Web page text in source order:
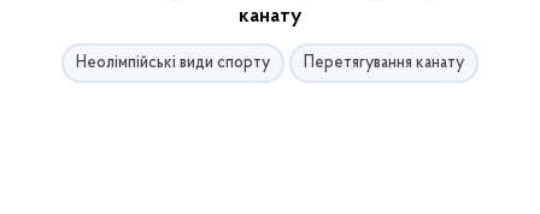
канату
Неолімпійські види спорту Перетягування канату